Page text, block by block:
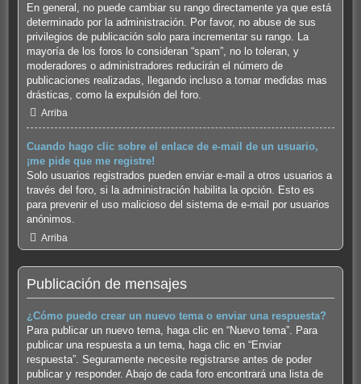
En general, no puede cambiar su rango directamente ya que está
determinado por la administración. Por favor, no abuse de sus
privilegios de publicación solo para incrementar su rango. La
mayoría de los foros lo consideran “spam”, no lo toleran, y
moderadores o administradores reducirán el número de
publicaciones realizadas, llegando incluso a tomar medidas mas
drásticas, como la expulsión del foro.
Arriba
Cuando hago clic sobre el enlace de e-mail de un usuario,
¡me pide que me registre!
Solo usuarios registrados pueden enviar e-mail a otros usuarios a
través del foro, si la administración habilita la opción. Esto es
para prevenir el uso malicioso del sistema de e-mail por usuarios
anónimos.
Arriba
Publicación de mensajes
¿Cómo puedo crear un nuevo tema o enviar una respuesta?
Para publicar un nuevo tema, haga clic en “Nuevo tema”. Para
publicar una respuesta a un tema, haga clic en “Enviar
respuesta”. Seguramente necesite registrarse antes de poder
publicar y responder. Abajo de cada foro encontrará una lista de